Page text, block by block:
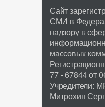
Сайт
СМИ в
надзору в
массовых
77 - 67844 от
Учредители:
Митрохин